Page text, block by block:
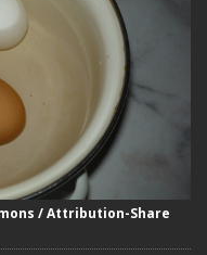
/ Attribution-Share